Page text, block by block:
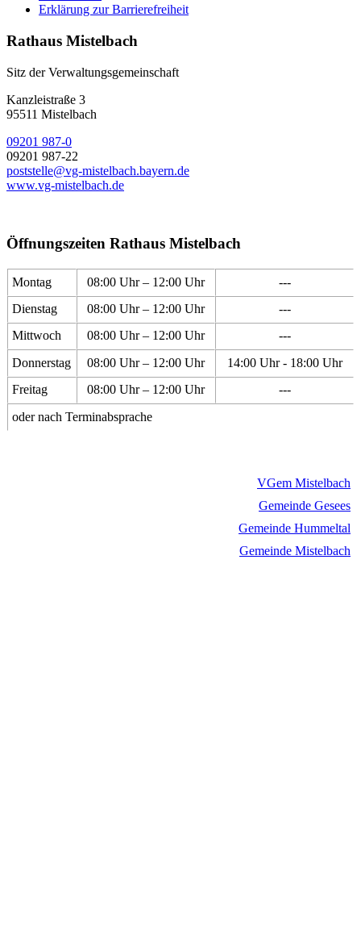
Erklärung zur Barrierefreiheit
Rathaus Mistelbach
Sitz der Verwaltungsgemeinschaft
Kanzleistraße 3
95511 Mistelbach
09201 987-0
09201 987-22
poststelle@vg-mistelbach.bayern.de
www.vg-mistelbach.de
Öffnungszeiten Rathaus Mistelbach
Montag 08:00 Uhr – 12:00 Uhr
---
Dienstag
08:00 Uhr – 12:00 Uhr
---
Mittwoch
08:00 Uhr – 12:00 Uhr
---
Donnerstag
08:00 Uhr – 12:00 Uhr
14:00 Uhr - 18:00 Uhr
Freitag
08:00 Uhr – 12:00 Uhr
---
oder nach Terminabsprache
VGem Mistelbach
Gemeinde Gesees
Gemeinde Hummeltal
Gemeinde Mistelbach